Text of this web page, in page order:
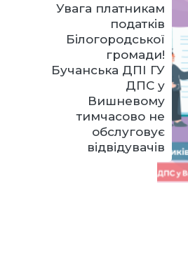
Увага платникам
податків
Білогородської
громади!
Бучанська ДПІ ГУ
ДПС у
Вишневому
тимчасово не
обслуговує
відвідувачів